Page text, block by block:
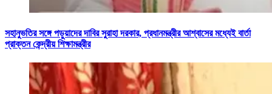
সহানুভতির সঙ্গে পড়ুয়াদের দাবির সুরাহা দরকার, প্রধানমন্ত্রীর আশ্বাসের মধ্যেই বার্তা
প্রাক্তন কেন্দ্রীয় শিক্ষামন্ত্রীর